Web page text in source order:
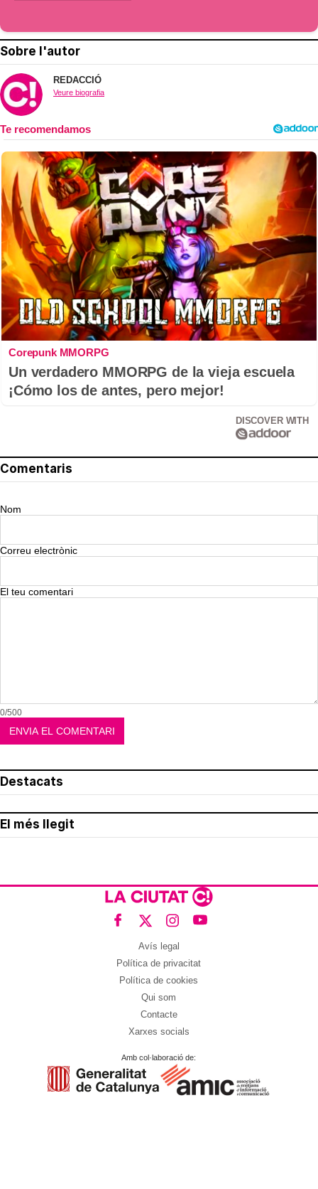
Sobre l'autor
REDACCIÓ
Veure biografia
Corepunk MMORPG
Un verdadero MMORPG de la vieja escuela
¡Cómo los de antes, pero mejor!
DISCOVER WITH
Comentaris
Nom
Correu electrònic
El teu comentari
0/500
Destacats
El més llegit
Avís legal
Política de privacitat
Política de cookies
Qui som
Contacte
Xarxes socials
Amb col·laboració de: